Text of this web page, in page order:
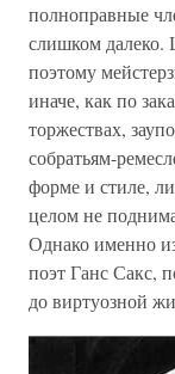
полноправные
слишком далеко.
поэтому
иначе, как по
торжествах,
собратьям-
форме и стиле,
целом не
Однако именно
поэт Ганс Сакс,
до виртуозной